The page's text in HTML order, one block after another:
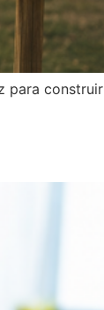
para construir